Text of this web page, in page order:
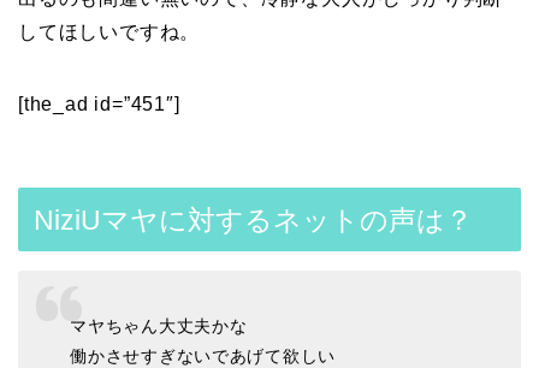
してほしいですね。
[the_ad id=”451″]
NiziUマヤに対するネットの声は？
マヤちゃん大丈夫かな
働かさせすぎないであげて欲しい